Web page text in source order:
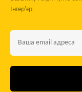
Інтер'єр